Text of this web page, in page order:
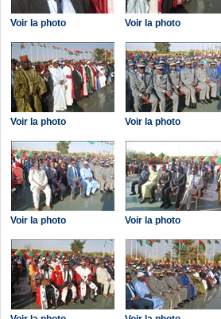
Voir la photo Voir la photo
Voir la photo Voir la photo
Voir la photo Voir la photo